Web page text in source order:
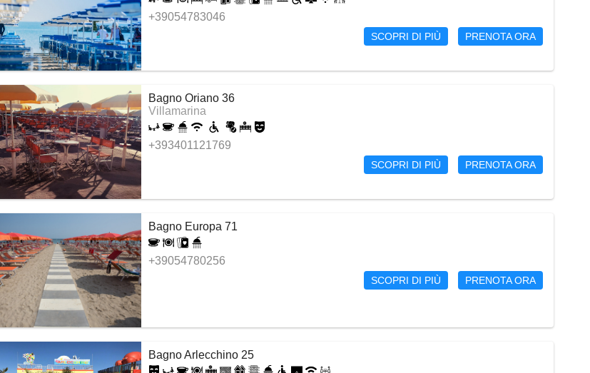
+39054783046
SCOPRI DI PIÙ PRENOTA ORA
Bagno Oriano 36
Villamarina
+393401121769
SCOPRI DI PIÙ PRENOTA ORA
Bagno Europa 71
+39054780256
SCOPRI DI PIÙ PRENOTA ORA
Bagno Arlecchino 25